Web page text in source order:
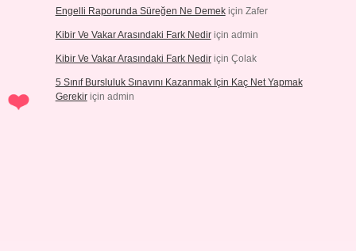
Engelli Raporunda Süreğen Ne Demekiçin Zafer
Kibir Ve Vakar Arasındaki Fark Nediriçin admin
Kibir Ve Vakar Arasındaki Fark Nediriçin Çolak
5 Sınıf Bursluluk Sınavını Kazanmak Için Kaç Net Yapmak
Gerekiriçin admin